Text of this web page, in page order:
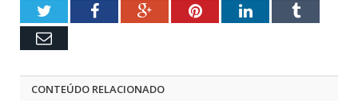
TwitterFacebookGoogle+PinterestLinkedInTumblr
Email
CONTEÚDO RELACIONADO